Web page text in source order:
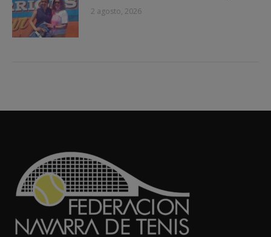
2 agosto, 2026